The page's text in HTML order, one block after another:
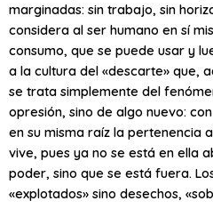
marginadas: sin trabajo, sin
considera al ser humano en sí
consumo, que se puede usar y
a la cultura del «descarte» que,
se trata simplemente del
opresión, sino de algo nuevo:
en su misma raíz la pertenencia
vive, pues ya no se está en ella
poder, sino que se está fuera.
«explotados» sino desechos,